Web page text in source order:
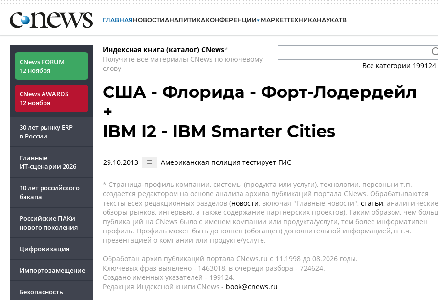
ГЛАВНАЯНОВОСТИАНАЛИТИКАКОНФЕРЕНЦИИ МАРКЕТТЕХНИКАНАУКАТВ
CNews FORUM
12 ноября
CNews AWARDS
12 ноября
30 лет рынку ERP
в России
Главные
ИТ-сценарии 2026
10 лет российского
бэкапа
Российские ПАКи
нового поколения
Цифровизация
Импортозамещение
Безопасность
Индексная книга (каталог) CNews*
Получите все материалы CNews по ключевому
слову
Все категории 199124
США - Флорида - Форт-Лодердейл
+
IBM I2 - IBM Smarter Cities
29.10.2013 Американская полиция тестирует ГИС
* Страница-профиль компании, системы (продукта или услуги), технологии, персоны и т.п.
создается редактором на основе анализа архива публикаций портала CNews. Обрабатываются
тексты всех редакционных разделов (новости, включая "Главные новости", статьи, аналитические
обзоры рынков, интервью, а также содержание партнёрских проектов). Таким образом, чем
публикаций на CNews было с именем компании или продукта/услуги, тем более информативен
профиль. Профиль может быть дополнен (обогащен) дополнительной информацией, в т.ч.
презентацией о компании или продукте/услуге.
Обработан архив публикаций портала CNews.ru c 11.1998 до 08.2026 годы.
Ключевых фраз выявлено - 1463018, в очереди разбора - 724624.
Создано именных указателей - 199124.
Редакция Индексной книги CNews - book@cnews.ru